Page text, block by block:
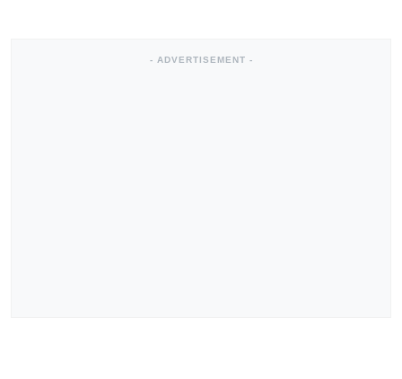
- ADVERTISEMENT -